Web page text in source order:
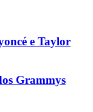
e Taylor
Grammys